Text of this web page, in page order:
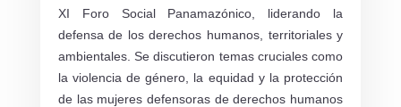
XI Foro Social Panamazónico, liderando la
defensa de los derechos humanos, territoriales y
ambientales. Se discutieron temas cruciales como
la violencia de género, la equidad y la protección
de las mujeres defensoras de derechos humanos